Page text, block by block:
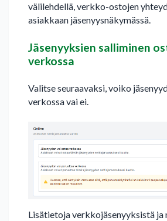
välilehdellä, verkko-ostojen
asiakkaan jäsenyysnäkymässä.
Jäsenyyksien salliminen
verkossa
Valitse seuraavaksi, voiko
verkossa vai ei.
Lisätietoja verkkojäsenyyksistä ja